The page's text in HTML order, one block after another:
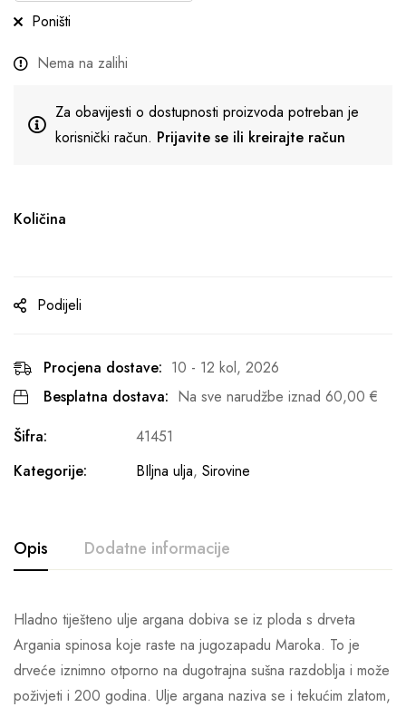
Poništi
Nema na zalihi
Za obavijesti o dostupnosti proizvoda potreban je
korisnički račun. Prijavite se ili kreirajte račun
Količina
Podijeli
Procjena dostave: 10 - 12 kol, 2026
Besplatna dostava: Na sve narudžbe iznad 60,00 €
Šifra:
41451
Kategorije:
BIljna ulja, Sirovine
Opis Dodatne informacije
Hladno tiješteno ulje argana dobiva se iz ploda s drveta
Argania spinosa koje raste na jugozapadu Maroka. To je
drveće iznimno otporno na dugotrajna sušna razdoblja i može
poživjeti i 200 godina. Ulje argana naziva se i tekućim zlatom,